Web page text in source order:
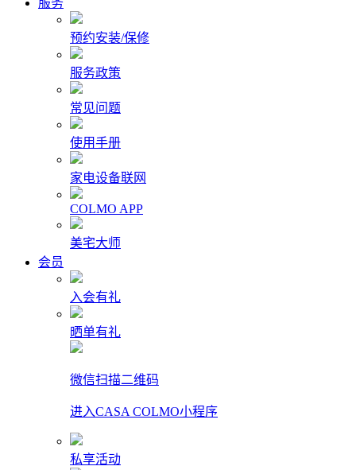
服务
预约安装/保修
服务政策
常见问题
使用手册
家电设备联网
COLMO APP
美宅大师
会员
入会有礼
晒单有礼
微信扫描二维码
进入CASA COLMO小程序
私享活动